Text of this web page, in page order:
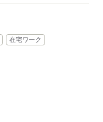
在宅ワーク